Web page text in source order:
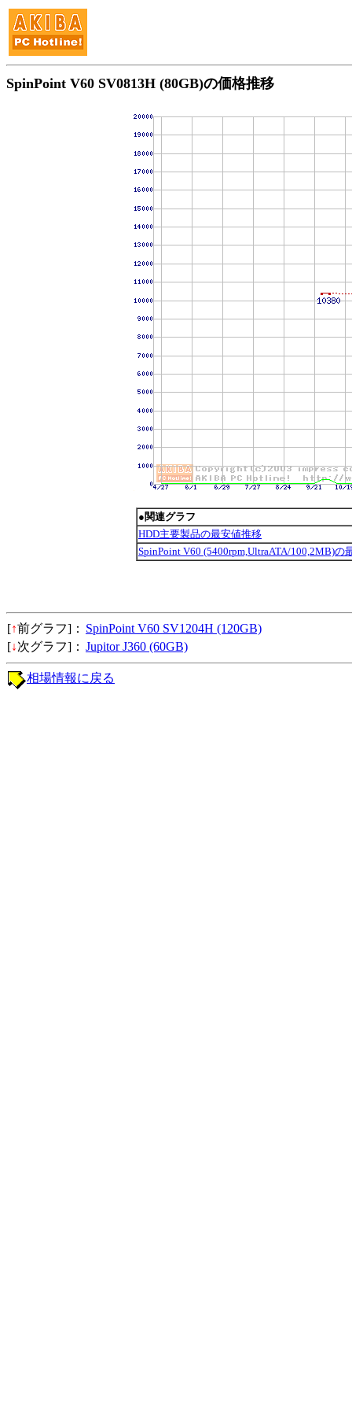
SpinPoint V60 SV0813H (80GB)の価格推移
●関連グラフ
HDD主要製品の最安値推移
SpinPoint V60 (5400rpm,UltraATA/100,2MB)の
[↑前グラフ]： SpinPoint V60 SV1204H (120GB)
[↓次グラフ]： Jupitor J360 (60GB)
相場情報に戻る